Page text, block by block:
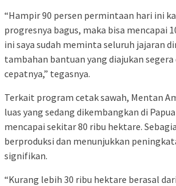
“Hampir 90 persen permintaan hari ini
progresnya bagus, maka bisa mencapai
ini saya sudah meminta seluruh jajaran
tambahan bantuan yang diajukan
cepatnya,” tegasnya.
Terkait program cetak sawah, Mentan
luas yang sedang dikembangkan di
mencapai sekitar 80 ribu hektare.
berproduksi dan menunjukkan
signifikan.
“Kurang lebih 30 ribu hektare berasal